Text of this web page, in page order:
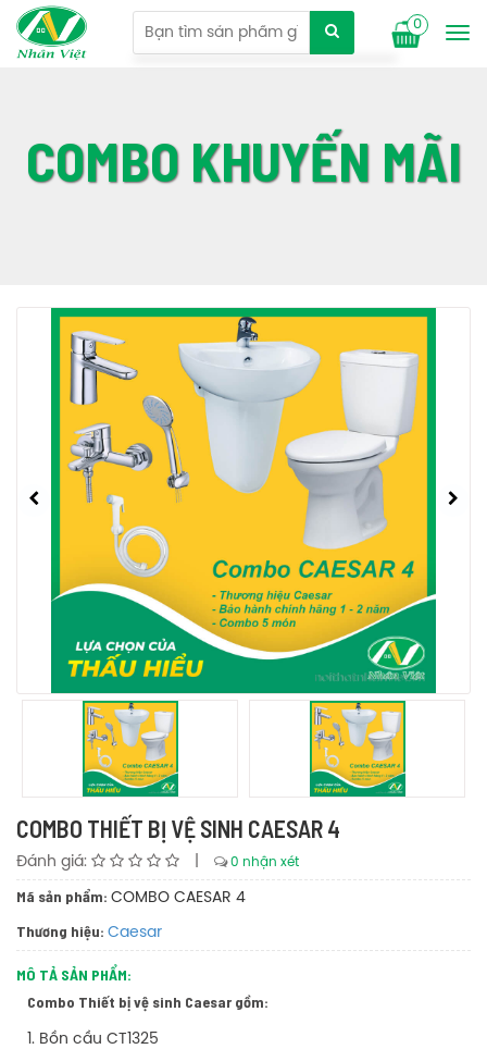
0
COMBO KHUYẾN MÃI
COMBO THIẾT BỊ VỆ SINH CAESAR 4
Đánh giá: 0 nhận xét
Mã sản phẩm: COMBO CAESAR 4
Thương hiệu: Caesar
MÔ TẢ SẢN PHẨM:
Combo Thiết bị vệ sinh Caesar gồm:
1. Bồn cầu CT1325